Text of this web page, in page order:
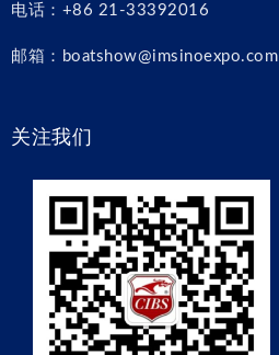
电话：+86 21-33392016
邮箱：boatshow@imsinoexpo.com
关注我们